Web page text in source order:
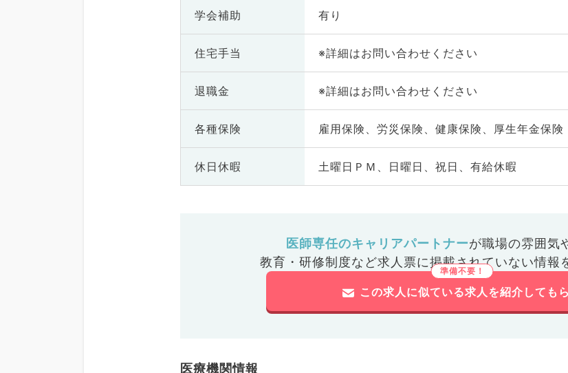
学会補助 有り
住宅手当 ※詳細はお問い合わせください
退職金 ※詳細はお問い合わせください
各種保険 雇用保険、労災保険、健康保険、厚生年金保険
休日休暇 土曜日ＰＭ、日曜日、祝日、有給休暇
医師専任のキャリアパートナーが職場の雰囲気
教育・研修制度など求人票に掲載されていない情報
この求人に似ている求人を紹介しても
医療機関情報